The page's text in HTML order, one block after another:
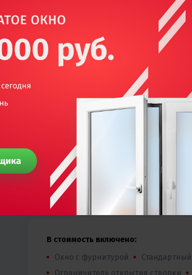
Одностворчатое
16 488 -10% при заказе с сайта
Параметры:
Фурнитура
Цвет
Тип створок
В стоимость включено:
Окно с фурнитурой
Ограничитель открытия створки